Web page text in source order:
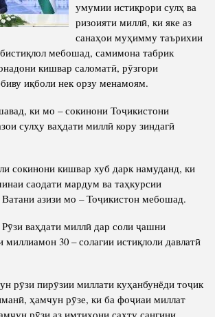
ТОҶИКИСТОН
кормандон
умумии истиқрори сулҳ ва
ризоияти миллӣ, ки яке аз
санаҳои муҳимму таърихии
мебошад, самимона табрик
кишвар саломатӣ, рӯзгори
иқболи нек орзу менамоям.
ки мо – сокинони Тоҷикистони
сулҳу ваҳдати миллӣ кору зиндагӣ
сокинони кишвар хуб дарк намуданд, ки
саодати мардум ва таҳкурсии
азизи мо – Тоҷикистон мебошад.
ваҳдати миллӣ дар соли ҷашни
миллиамон 30 – солагии истиқлоли давлатӣ
рӯзи пирӯзии миллати куҳанбунёди тоҷик
ҳамчун рӯзе, ки ба фоҷиаи миллат
рӯзи аз имтиҳони сахту сангини